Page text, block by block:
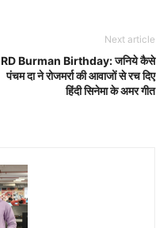
Next article
RD Burman Birthday: जनिये कैसे
पंचम दा ने रोजमर्रा की आवाजों से रच दिए
हिंदी सिनेमा के अमर गीत